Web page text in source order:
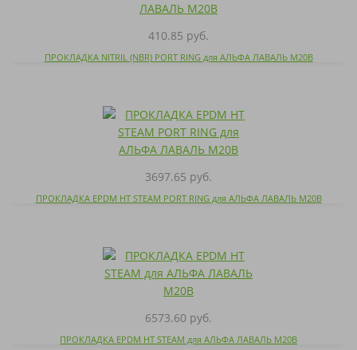
410.85 руб.
ПРОКЛАДКА NITRIL (NBR) PORT RING для АЛЬФА ЛАВАЛЬ M20B
3697.65 руб.
ПРОКЛАДКА EPDM HT STEAM PORT RING для АЛЬФА ЛАВАЛЬ M20B
6573.60 руб.
ПРОКЛАДКА EPDM HT STEAM для АЛЬФА ЛАВАЛЬ M20B